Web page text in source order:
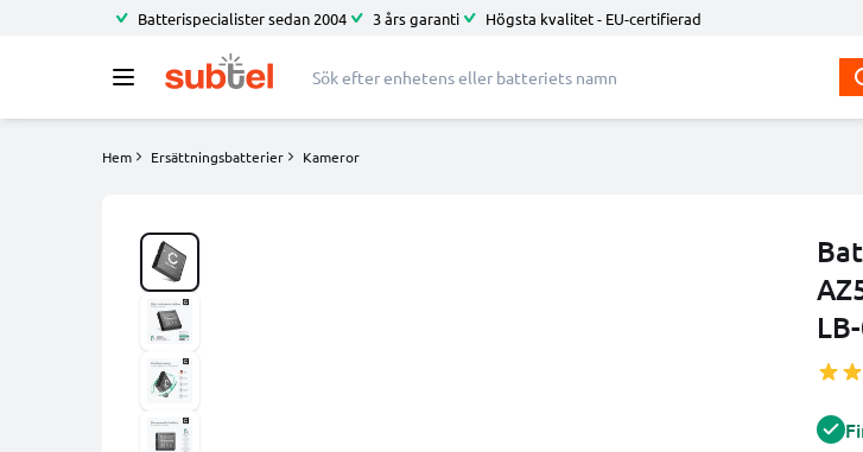
Batterispecialister sedan 2004 3 års garanti Högsta kvalitet - EU-certifierad
Hem Ersättningsbatterier Kameror